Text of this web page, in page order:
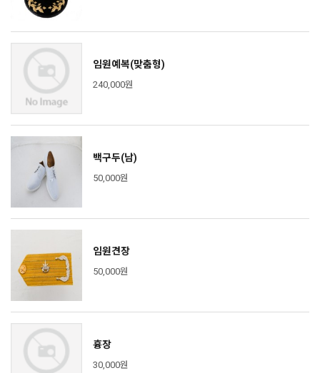
임원예복(맞춤형)
240,000원
백구두(남)
50,000원
임원견장
50,000원
흉장
30,000원